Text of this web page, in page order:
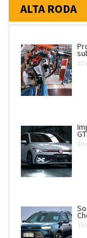
ALTA RODA
22
20
19